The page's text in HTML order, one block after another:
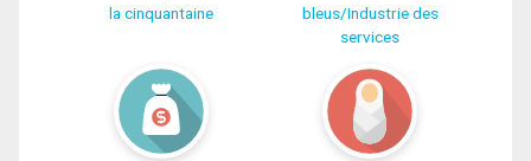
la cinquantaine
bleus/Industrie des
services